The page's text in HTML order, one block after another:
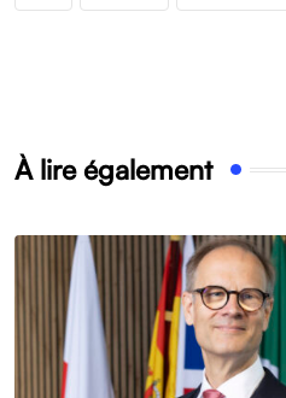
À lire également